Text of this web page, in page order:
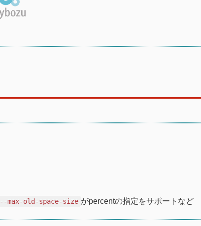
--max-old-space-size がpercentの指定をサポートなど